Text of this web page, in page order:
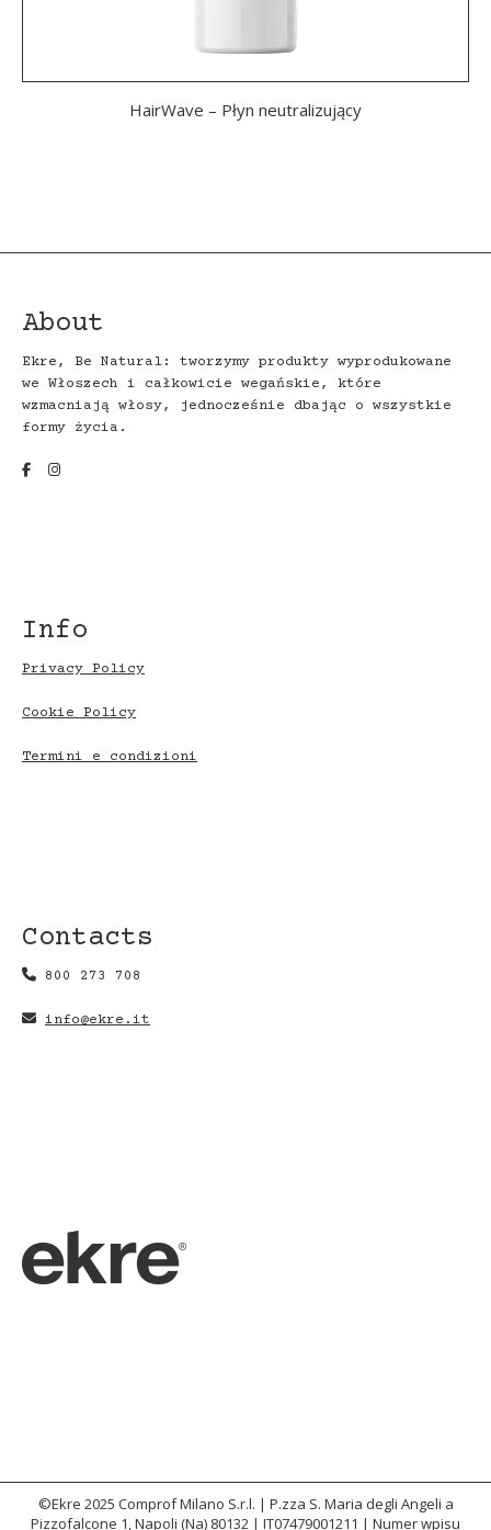
HairWave – Płyn neutralizujący
About
Ekre, Be Natural: tworzymy produkty wyprodukowane
we Włoszech i całkowicie wegańskie, które
wzmacniają włosy, jednocześnie dbając o wszystkie
formy życia.
Info
Privacy Policy
Cookie Policy
Termini e condizioni
Contacts
800 273 708
info@ekre.it
©Ekre 2025 Comprof Milano S.r.l. | P.zza S. Maria degli Angeli a
Pizzofalcone 1, Napoli (Na) 80132 | IT07479001211 | Numer wpisu